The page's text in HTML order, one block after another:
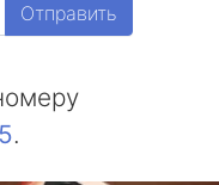
Отправить
.